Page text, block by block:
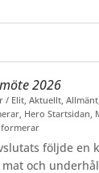
2026
/ Elit ,Aktuellt ,Allmänt
Hero Startsidan
följde en
och